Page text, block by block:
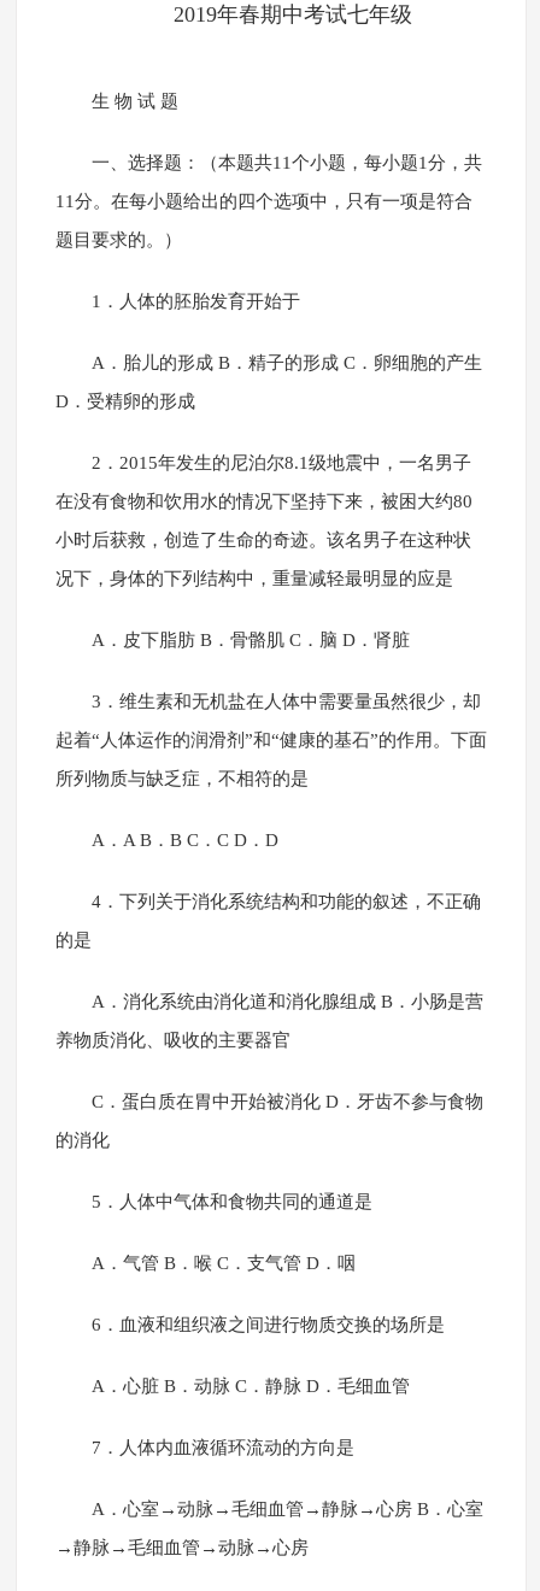
2019年春期中考试七年级
生 物 试 题
一、选择题：（本题共11个小题，每小题1分，共
11分。在每小题给出的四个选项中，只有一项是符合
题目要求的。）
1．人体的胚胎发育开始于
A．胎儿的形成 B．精子的形成 C．卵细胞的产生
D．受精卵的形成
2．2015年发生的尼泊尔8.1级地震中，一名男子
在没有食物和饮用水的情况下坚持下来，被困大约80
小时后获救，创造了生命的奇迹。该名男子在这种状
况下，身体的下列结构中，重量减轻最明显的应是
A．皮下脂肪 B．骨骼肌 C．脑 D．肾脏
3．维生素和无机盐在人体中需要量虽然很少，却
起着“人体运作的润滑剂”和“健康的基石”的作用。下面
所列物质与缺乏症，不相符的是
A．A B．B C．C D．D
4．下列关于消化系统结构和功能的叙述，不正确
的是
A．消化系统由消化道和消化腺组成 B．小肠是营
养物质消化、吸收的主要器官
C．蛋白质在胃中开始被消化 D．牙齿不参与食物
的消化
5．人体中气体和食物共同的通道是
A．气管 B．喉 C．支气管 D．咽
6．血液和组织液之间进行物质交换的场所是
A．心脏 B．动脉 C．静脉 D．毛细血管
7．人体内血液循环流动的方向是
A．心室→动脉→毛细血管→静脉→心房 B．心室
→静脉→毛细血管→动脉→心房